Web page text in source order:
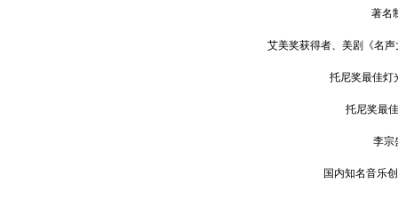
著名
艾美奖获得者、美剧《名
托尼奖最佳灯
托尼奖最
李宗
国内知名音乐